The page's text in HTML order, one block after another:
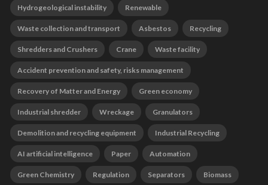
Hydrogeological instability Renewable
Waste collection and transport Asbestos Recycling
Shredders and Crushers Crane Waste facility
Accident prevention and safety, risks management
Recovery of Matter and Energy Green economy
Industrial shredder Wreckage Granulators
Demolition and recycling equipment Industrial Recycling
AI artificial intelligence Paper Automation
Green Chemistry Regulation Separators Biomass